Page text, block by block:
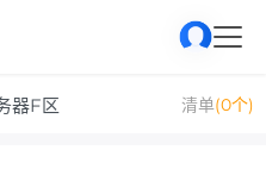
器F区 清单(0个)